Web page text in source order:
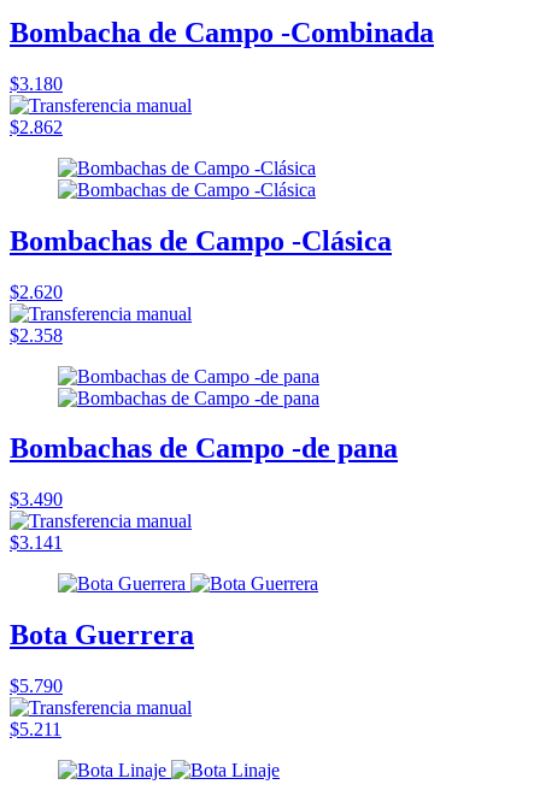
Bombacha de Campo -Combinada
$3.180
$2.862
Bombachas de Campo -Clásica
$2.620
$2.358
Bombachas de Campo -de pana
$3.490
$3.141
Bota Guerrera
$5.790
$5.211